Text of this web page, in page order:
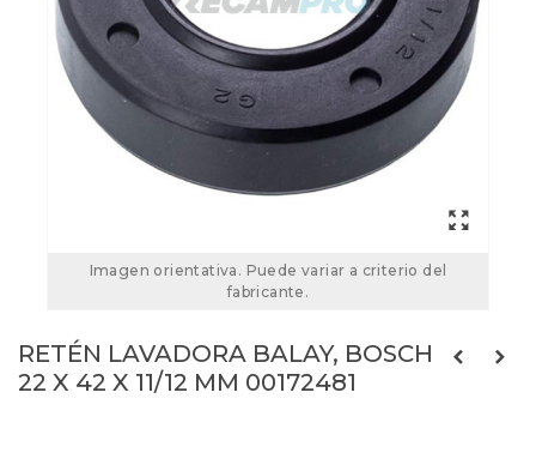
Imagen orientativa. Puede variar a criterio del
fabricante.
RETÉN LAVADORA BALAY, BOSCH
22 X 42 X 11/12 MM 00172481